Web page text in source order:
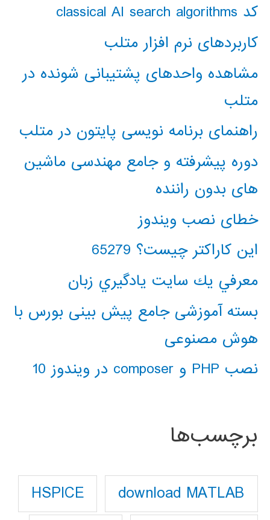
کد classical AI search algorithms
کاربردهای نرم افزار متلب
مشاهده واحدهای پشتیبانی شونده در
متلب
راهنمای برنامه نویسی پایتون در متلب
دوره پیشرفته و جامع مهندسی ماشین
های بدون راننده
خطای نصب ویندوز
این کاراکتر چیست؟ 65279
معرفي يك سايت يادگيري زبان
بسته آموزشی جامع پیش بینی بورس با
هوش مصنوعی
نصب PHP و composer در ویندوز 10
برچسب‌ها
download MATLAB
HSPICE